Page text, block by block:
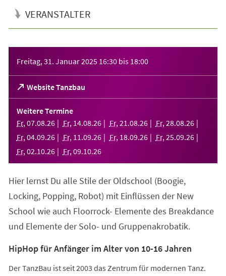
VERANSTALTER
Freitag, 31. Januar 2025 16:30 bis 18:00
Website Tanzbau
(Öffnet
in
einem
neuen
Tab)
Weitere Termine
Fr, 07.08.26 Fr, 14.08.26 Fr, 21 .08.26 Fr, 28.08.26
Fr, 04.09.26 Fr, 11 .09.26 Fr, 18.09.26 Fr, 25.09.26
Fr, 02.10.26 Fr, 09.10.26
Hier lernst Du alle Stile der Oldschool (Boogie,
Locking, Popping, Robot) mit Einflüssen der New
School wie auch Floorrock- Elemente des Breakdance
und Elemente der Solo- und Gruppenakrobatik.
HipHop für Anfänger im Alter von 10-16 Jahren
Der TanzBau ist seit 2003 das Zentrum für modernen Tanz.